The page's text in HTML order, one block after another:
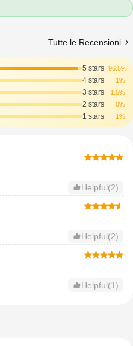
Tutte le Recensioni
5 stars 96.5%
4 stars 1%
3 stars 1.5%
2 stars 0%
1 stars 1%
Helpful(2)
Helpful(2)
Helpful(1)